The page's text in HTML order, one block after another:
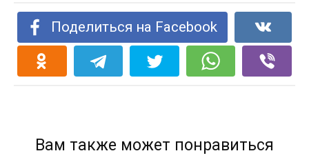
Поделиться на Facebook
Вам также может понравиться